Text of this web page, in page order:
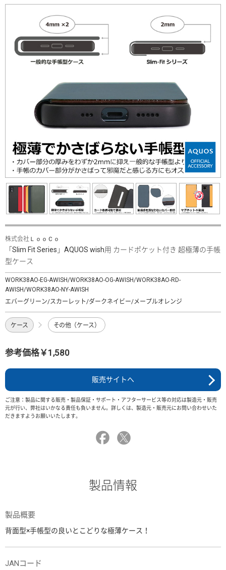
株式会社ＬｏｏＣｏ
「Slim Fit Series」AQUOS wish用 カードポケット付き 超極薄の手帳
型ケース
WORK38AO-EG-AWISH/WORK38AO-OG-AWISH/WORK38AO-RD-
AWISH/WORK38AO-NY-AWISH
エバーグリーン/スカーレット/ダークネイビー/メープルオレンジ
ケース その他（ケース）
参考価格￥1,580
販売サイトへ
ご注意：製品に関する販売・製品保証・サポート・アフターサービス等の対応は製造元・販売
元が行い、弊社はいかなる責任も負いません。詳しくは、製造元・販売元にお問い合わせいた
だきますようお願いいたします。
製品情報
製品概要
背面型×手帳型の良いとこどりな極薄ケース！
JANコード